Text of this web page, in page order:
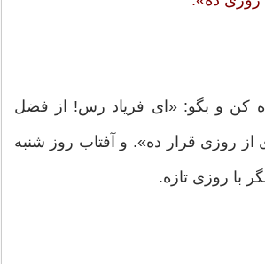
كن و بگو: «ای فریاد رس! از فضل
روزی قرار ده». و آفتاب روز شنبه
با روزی تازه.